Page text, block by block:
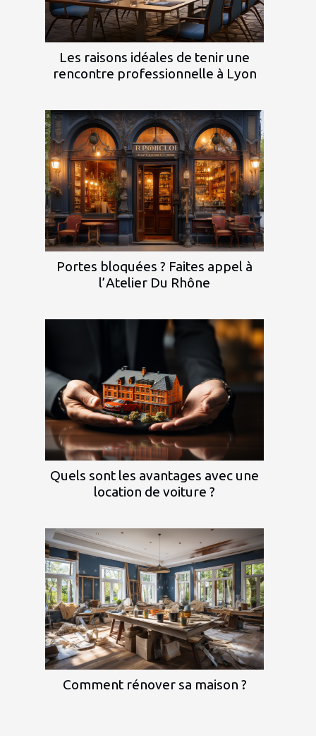
Les raisons idéales de tenir une
rencontre professionnelle à Lyon
Portes bloquées ? Faites appel à
l’Atelier Du Rhône
Quels sont les avantages avec une
location de voiture ?
Comment rénover sa maison ?